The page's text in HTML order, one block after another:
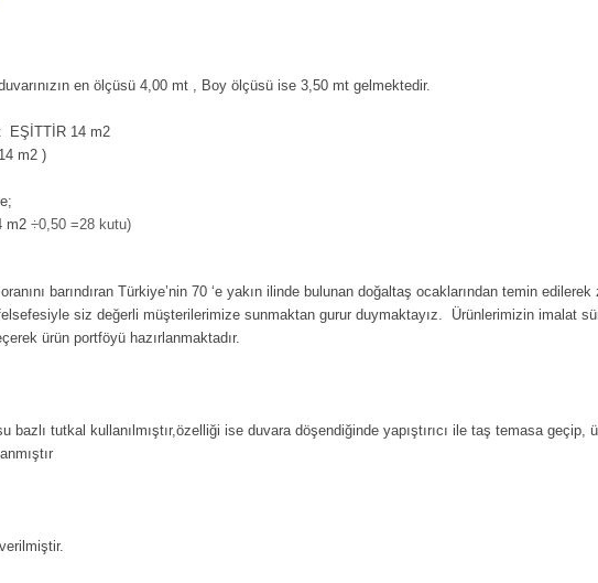
en ölçüsü 4,00 mt , Boy ölçüsü ise 3,50 mt gelmektedir.
EŞİTTİR 14 m2
m2 )
m2 ÷0,50 =28 kutu)
barındıran Türkiye’nin 70 ‘e yakın ilinde bulunan doğaltaş ocaklarından temin
felsefesiyle siz değerli müşterilerimize sunmaktan gurur duymaktayız. Ürünlerimizin imalat
ürün portföyü hazırlanmaktadır.
bazlı tutkal kullanılmıştır,özelliği ise duvara döşendiğinde yapıştırıcı ile taş temasa geçip,